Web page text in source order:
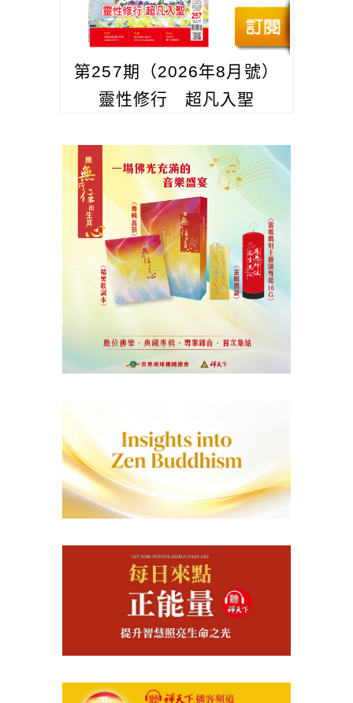
第257期（2026年8月號）
靈性修行 超凡入聖